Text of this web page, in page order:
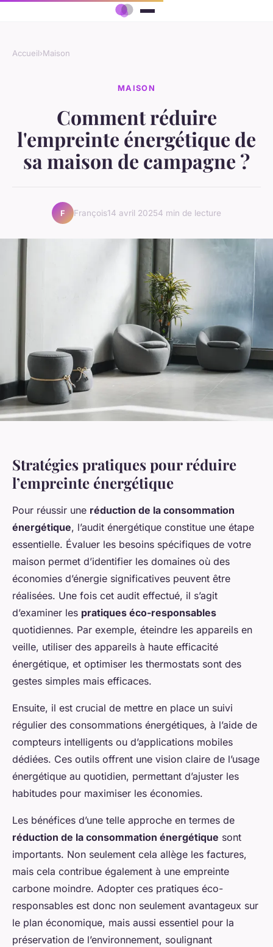
Accueil›Maison
MAISON
Comment réduire
l'empreinte énergétique de
sa maison de campagne ?
F François14 avril 20254 min de lecture
Stratégies pratiques pour réduire
l’empreinte énergétique
Pour réussir une réduction de la consommation
énergétique, l’audit énergétique constitue une étape
essentielle. Évaluer les besoins spécifiques de votre
maison permet d’identifier les domaines où des
économies d’énergie significatives peuvent être
réalisées. Une fois cet audit effectué, il s’agit
d’examiner les pratiques éco-responsables
quotidiennes. Par exemple, éteindre les appareils en
veille, utiliser des appareils à haute efficacité
énergétique, et optimiser les thermostats sont des
gestes simples mais efficaces.
Ensuite, il est crucial de mettre en place un suivi
régulier des consommations énergétiques, à l’aide de
compteurs intelligents ou d’applications mobiles
dédiées. Ces outils offrent une vision claire de l’usage
énergétique au quotidien, permettant d’ajuster les
habitudes pour maximiser les économies.
Les bénéfices d’une telle approche en termes de
réduction de la consommation énergétique sont
importants. Non seulement cela allège les factures,
mais cela contribue également à une empreinte
carbone moindre. Adopter ces pratiques éco-
responsables est donc non seulement avantageux sur
le plan économique, mais aussi essentiel pour la
préservation de l’environnement, soulignant